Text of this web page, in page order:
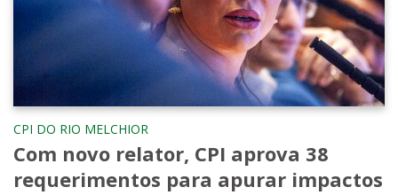
CPI DO RIO MELCHIOR
Com novo relator, CPI aprova 38
requerimentos para apurar impactos